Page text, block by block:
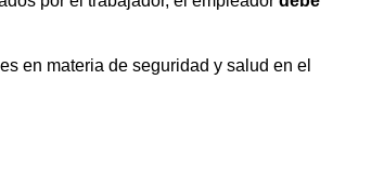
en materia de seguridad y salud en el